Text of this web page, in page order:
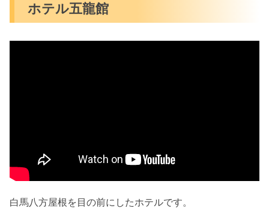
ホテル五龍館
白馬八方屋根を目の前にしたホテルです。